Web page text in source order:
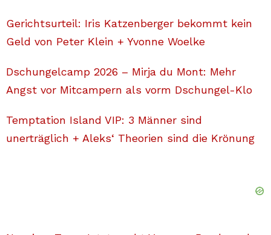
Gerichtsurteil: Iris Katzenberger bekommt kein
Geld von Peter Klein + Yvonne Woelke
Dschungelcamp 2026 – Mirja du Mont: Mehr
Angst vor Mitcampern als vorm Dschungel-Klo
Temptation Island VIP: 3 Männer sind
unerträglich + Aleks‘ Theorien sind die Krönung